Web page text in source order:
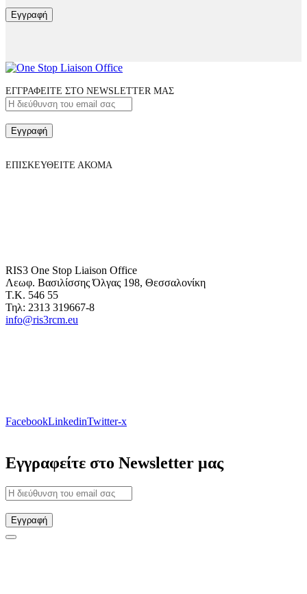
Εγγραφή
ΕΓΓΡΑΦΕΙΤΕ ΣΤΟ NEWSLETTER ΜΑΣ
Εγγραφή
ΕΠΙΣΚΕΥΘΕΙΤΕ ΑΚΟΜΑ
RIS3 One Stop Liaison Office
Λεωφ. Βασιλίσσης Όλγας 198, Θεσσαλονίκη
Τ.Κ. 546 55
Τηλ: 2313 319667-8
info@ris3rcm.eu
FacebookLinkedinTwitter-x
Εγγραφείτε στο Newsletter μας
Εγγραφή